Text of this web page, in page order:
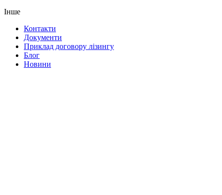
Інше
Контакти
Документи
Приклад договору лізингу
Блог
Новини